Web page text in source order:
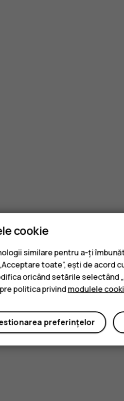
cookie
similare pentru a-ți
toate”, ești de acord
oricând setările selectând
politica privindmodulele
preferințelor